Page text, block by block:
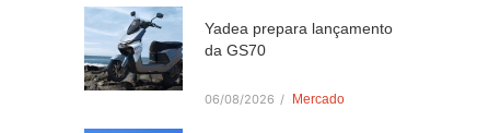
Yadea prepara lançamento
da GS70
06/08/2026 / Mercado